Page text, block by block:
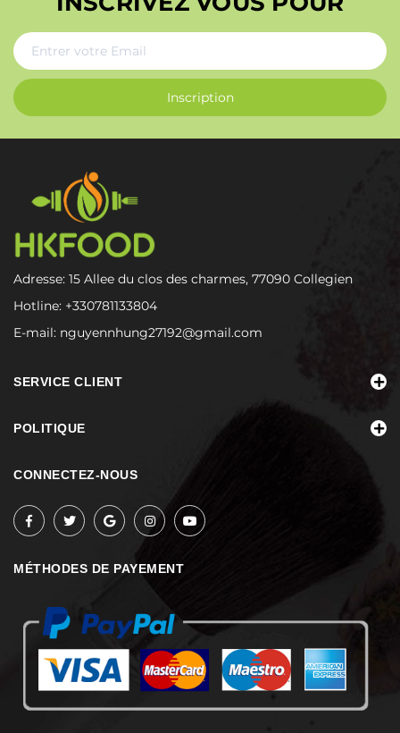
Inscription
Adresse: 15 Allee du clos des charmes, 77090 Collegien
Hotline: +330781133804
E-mail: nguyennhung27192@gmail.com
SERVICE CLIENT
POLITIQUE
CONNECTEZ-NOUS
MÉTHODES DE PAYEMENT